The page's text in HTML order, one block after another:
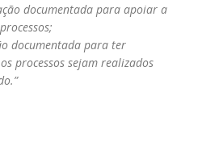
documentada para apoiar a
documentada para ter
processos sejam realizados